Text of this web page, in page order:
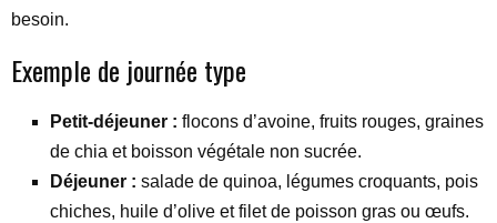
besoin.
Exemple de journée type
Petit-déjeuner : flocons d’avoine, fruits rouges, graines
de chia et boisson végétale non sucrée.
Déjeuner : salade de quinoa, légumes croquants, pois
chiches, huile d’olive et filet de poisson gras ou œufs.